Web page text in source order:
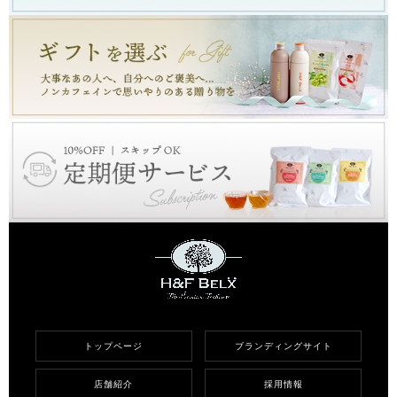
トップページ ブランディングサイト
店舗紹介 採用情報